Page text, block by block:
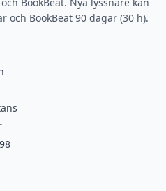
och BookBeat 90 dagar (30 h).